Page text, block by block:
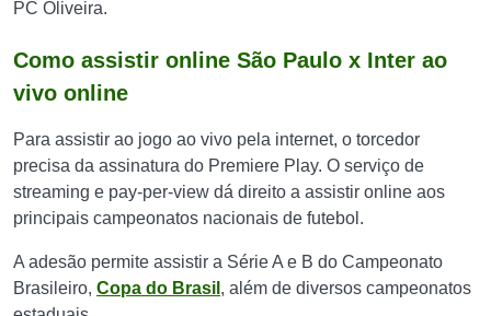
PC Oliveira.
Como assistir online São Paulo x Inter ao
vivo online
Para assistir ao jogo ao vivo pela internet, o torcedor
precisa da assinatura do Premiere Play. O serviço de
streaming e pay-per-view dá direito a assistir online aos
principais campeonatos nacionais de futebol.
A adesão permite assistir a Série A e B do Campeonato
Brasileiro, Copa do Brasil , além de diversos campeonatos